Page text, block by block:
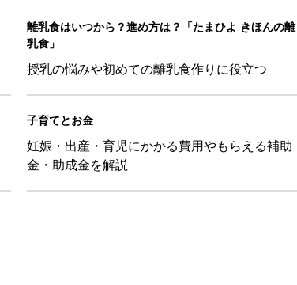
離乳食はいつから？進め方は？「たまひよ きほんの離
乳食」
授乳の悩みや初めての離乳食作りに役立つ
子育てとお金
妊娠・出産・育児にかかる費用やもらえる補助
金・助成金を解説